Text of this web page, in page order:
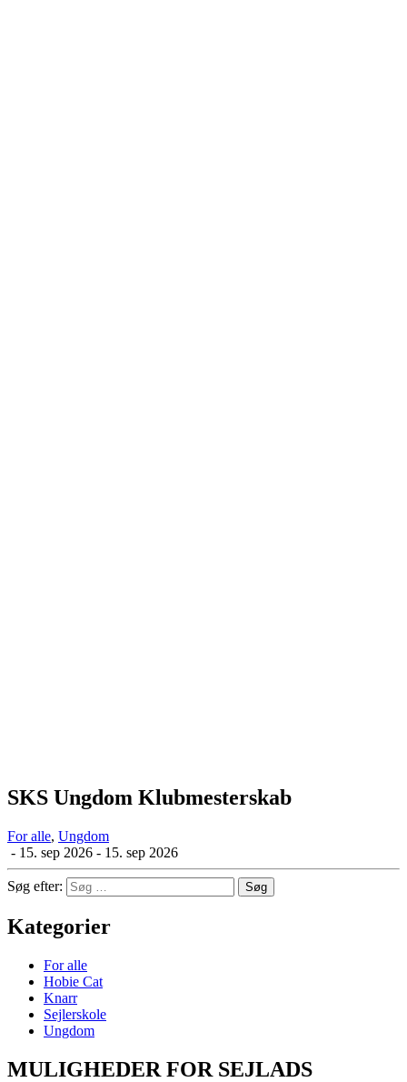
SKS Ungdom Klubmesterskab
For alle, Ungdom
- 15. sep 2026 - 15. sep 2026
Søg efter:
Kategorier
For alle
Hobie Cat
Knarr
Sejlerskole
Ungdom
MULIGHEDER FOR SEJLADS